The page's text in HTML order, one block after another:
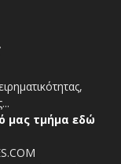
μας τμήμα εδώ